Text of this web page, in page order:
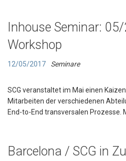
Inhouse Seminar:
Workshop
12/05/2017 Seminare
SCG veranstaltet im Mai einen
Mitarbeiten der verschiedenen
End-to-End transversalen Prozesse.
Barcelona / SCG in